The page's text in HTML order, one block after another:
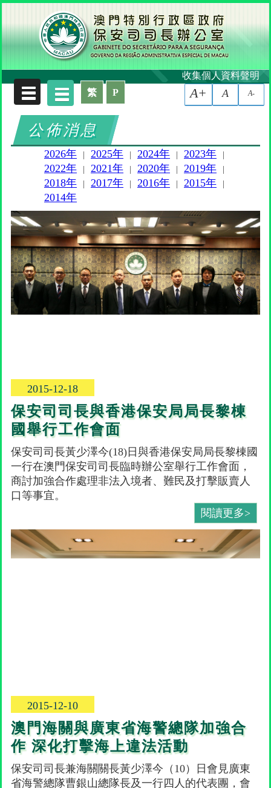
收集個人資料聲明
A-
A
A+
繁 P
公佈消息
2026年 2025年 2024年 2023年
2022年 2021年 2020年 2019年
2018年 2017年 2016年 2015年
2014年
2015-12-18
保安司司長與香港保安局局長黎棟
國舉行工作會面
保安司司長黃少澤今(18)日與香港保安局局長黎棟國
一行在澳門保安司司長臨時辦公室舉行工作會面，
商討加強合作處理非法入境者、難民及打擊販賣人
口等事宜。
閱讀更多>
2015-12-10
澳門海關與廣東省海警總隊加強合
作 深化打擊海上違法活動
保安司司長兼海關關長黃少澤今（10）日會見廣東
省海警總隊曹銀山總隊長及一行四人的代表團，會